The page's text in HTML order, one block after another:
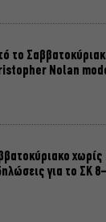
το
Nolan
για το ΣΚ